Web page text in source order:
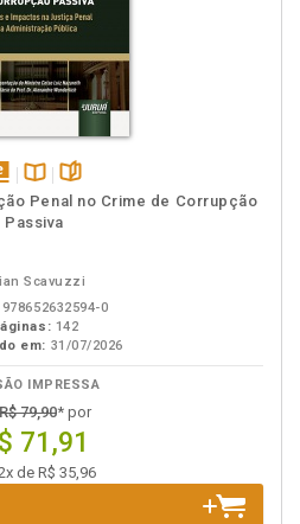
Disponível
na
páginas
Penal no Crime de Corrupção
Passiva
Scavuzzi
978652632594-0
142
em: 31/07/2026
IMPRESSA
R$ 79,90* por
71,91
de R$ 35,96